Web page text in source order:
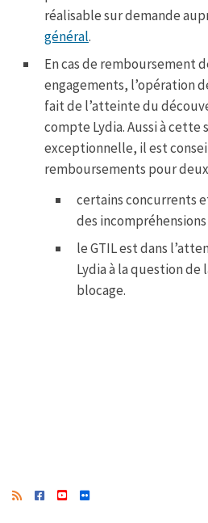
réalisable sur demande
général.
En cas de remboursement
engagements, l’opération
fait de l’atteinte du
compte Lydia. Aussi à cette
exceptionnelle, il est
remboursements pour deux
certains concurrents
des incompréhensions
le GTIL est dans
Lydia à la question de
blocage.